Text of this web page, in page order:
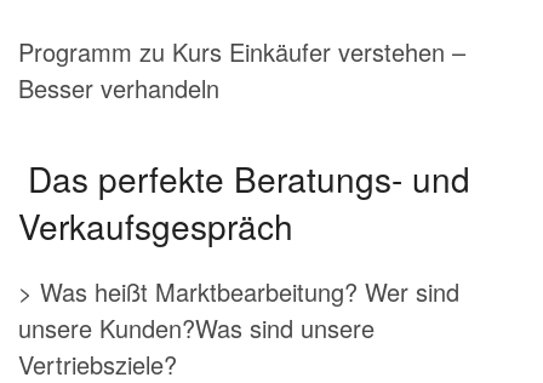
Programm zu Kurs Einkäufer verstehen –
Besser verhandeln
Das perfekte Beratungs- und
Verkaufsgespräch
> Was heißt Marktbearbeitung? Wer sind
unsere Kunden?Was sind unsere
Vertriebsziele?